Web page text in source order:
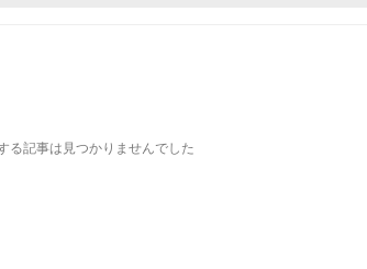
る記事は見つかりませんでした